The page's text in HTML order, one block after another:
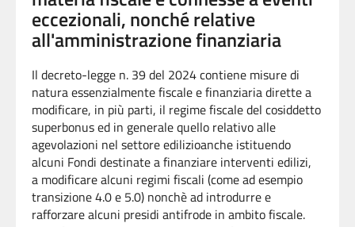
eccezionali, nonché relative
all'amministrazione finanziaria
Il decreto-legge n. 39 del 2024 contiene misure di
natura essenzialmente fiscale e finanziaria dirette a
modificare, in più parti, il regime fiscale del cosiddetto
superbonus ed in generale quello relativo alle
agevolazioni nel settore edilizioanche istituendo
alcuni Fondi destinate a finanziare interventi edilizi,
a modificare alcuni regimi fiscali (come ad esempio
transizione 4.0 e 5.0) nonchè ad introdurre e
rafforzare alcuni presidi antifrode in ambito fiscale.